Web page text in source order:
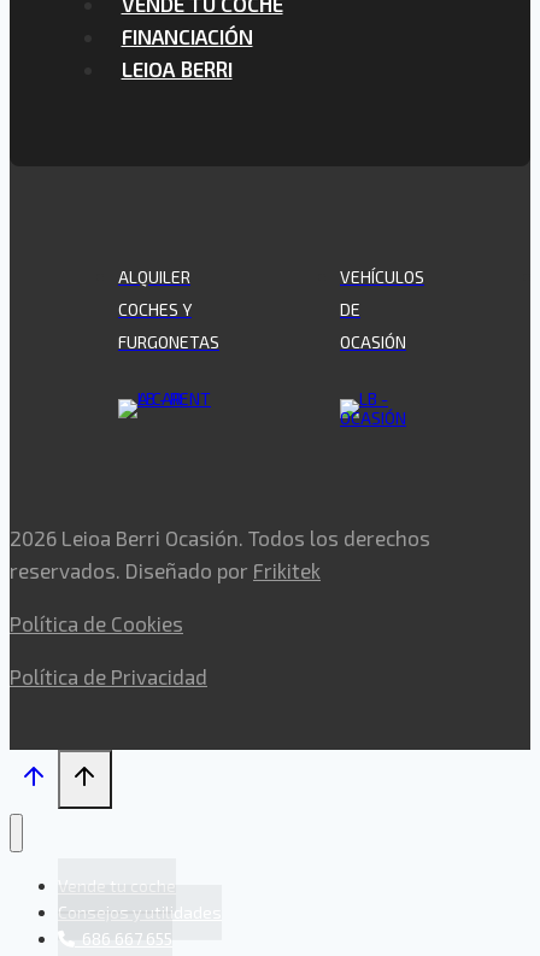
FINANCIACIÓN
LEIOA BERRI
ALQUILER
COCHES Y
FURGONETAS
VEHÍCULOS
DE
OCASIÓN
2026 Leioa Berri Ocasión. Todos los derechos
reservados. Diseñado por Frikitek
Política de Cookies
Política de Privacidad
Vende tu coche
Consejos y utilidades
686 667 655